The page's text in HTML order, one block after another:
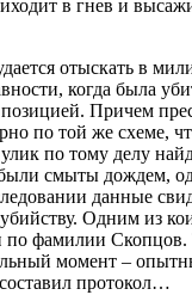
в гнев и
отыскать в
когда была
Причем
по той же схеме,
по тому делу
смыты дождем,
данные
Одним из
по фамилии
момент –
протокол…